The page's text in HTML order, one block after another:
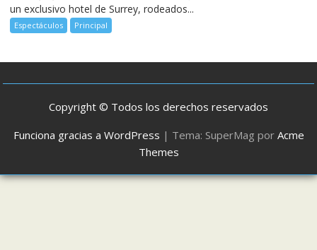
un exclusivo hotel de Surrey, rodeados...
Espectáculos Principal
Copyright © Todos los derechos reservados
Funciona gracias a WordPress | Tema: SuperMag por Acme
Themes